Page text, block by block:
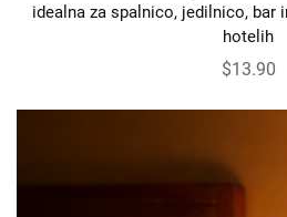
idealna za spalnico, jedilnico, bar
hotelih
$13.90